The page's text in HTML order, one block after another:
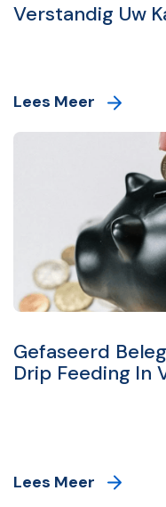
Verstandig Uw
Lees Meer
Gefaseerd
Drip Feeding In
Lees Meer